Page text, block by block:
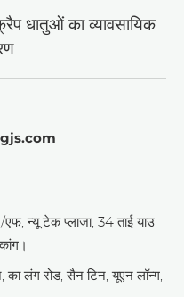
धातुओं का व्यावसायिक
न्यू टेक प्लाजा, 34 ताई याउ
का लंग रोड, सैन टिन, यूएन लॉन्ग,